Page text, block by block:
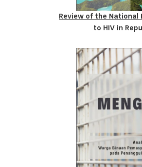
Review of the National
to HIV in